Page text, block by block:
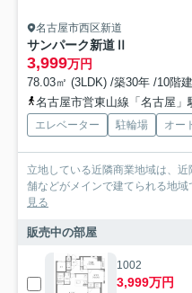
名古屋市西区新道
サンパーク新道Ⅱ
3,999万円
78.03㎡ (3LDK) /築30年 /10階建
名古屋市営東山線「名古屋」
エレベーター 駐輪場 オー
立地している近隣商業地域は、
舗などがメインで建てられる地
見る
販売中の部屋
1002
3,999万円